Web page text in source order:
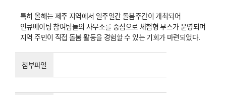
특히 올해는 제주 지역에서 일주일간 돌봄주간이 개최되어
인큐베이팅 참여팀들의 사무소를 중심으로 체험형 부스가 운영되며
지역 주민이 직접 돌봄 활동을 경험할 수 있는 기회가 마련되었다.
첨부파일